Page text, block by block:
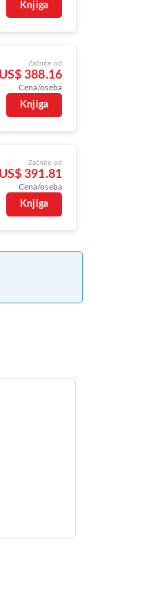
Knjiga
Začnite od
US$ 388.16
Cena/oseba
Knjiga
Začnite od
US$ 391.81
Cena/oseba
Knjiga